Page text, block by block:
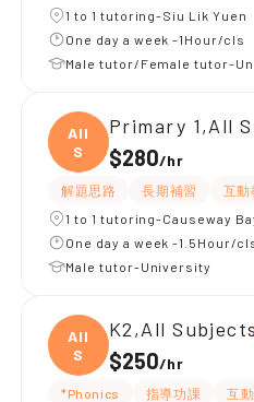
1 to 1 tutoring-Siu Lik Yuen
One day a week -1Hour/cls
Male tutor/Female tutor-
All
S
Primary 1,All
$280/hr
解題思路 長期補習 互動
1 to 1 tutoring-Causeway
One day a week -1.5Hour/
Male tutor-University
All
S
K2,All Subjects
$250/hr
*Phonics 指導功課 互